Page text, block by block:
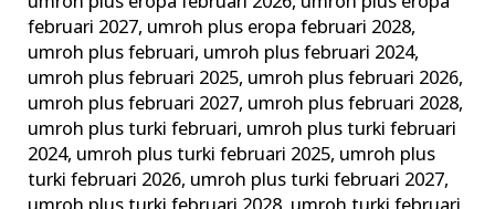
februari 2027, umroh plus eropa februari 2028,
umroh plus februari, umroh plus februari 2024,
umroh plus februari 2025, umroh plus februari 2026,
umroh plus februari 2027, umroh plus februari 2028,
umroh plus turki februari, umroh plus turki februari
2024, umroh plus turki februari 2025, umroh plus
turki februari 2026, umroh plus turki februari 2027,